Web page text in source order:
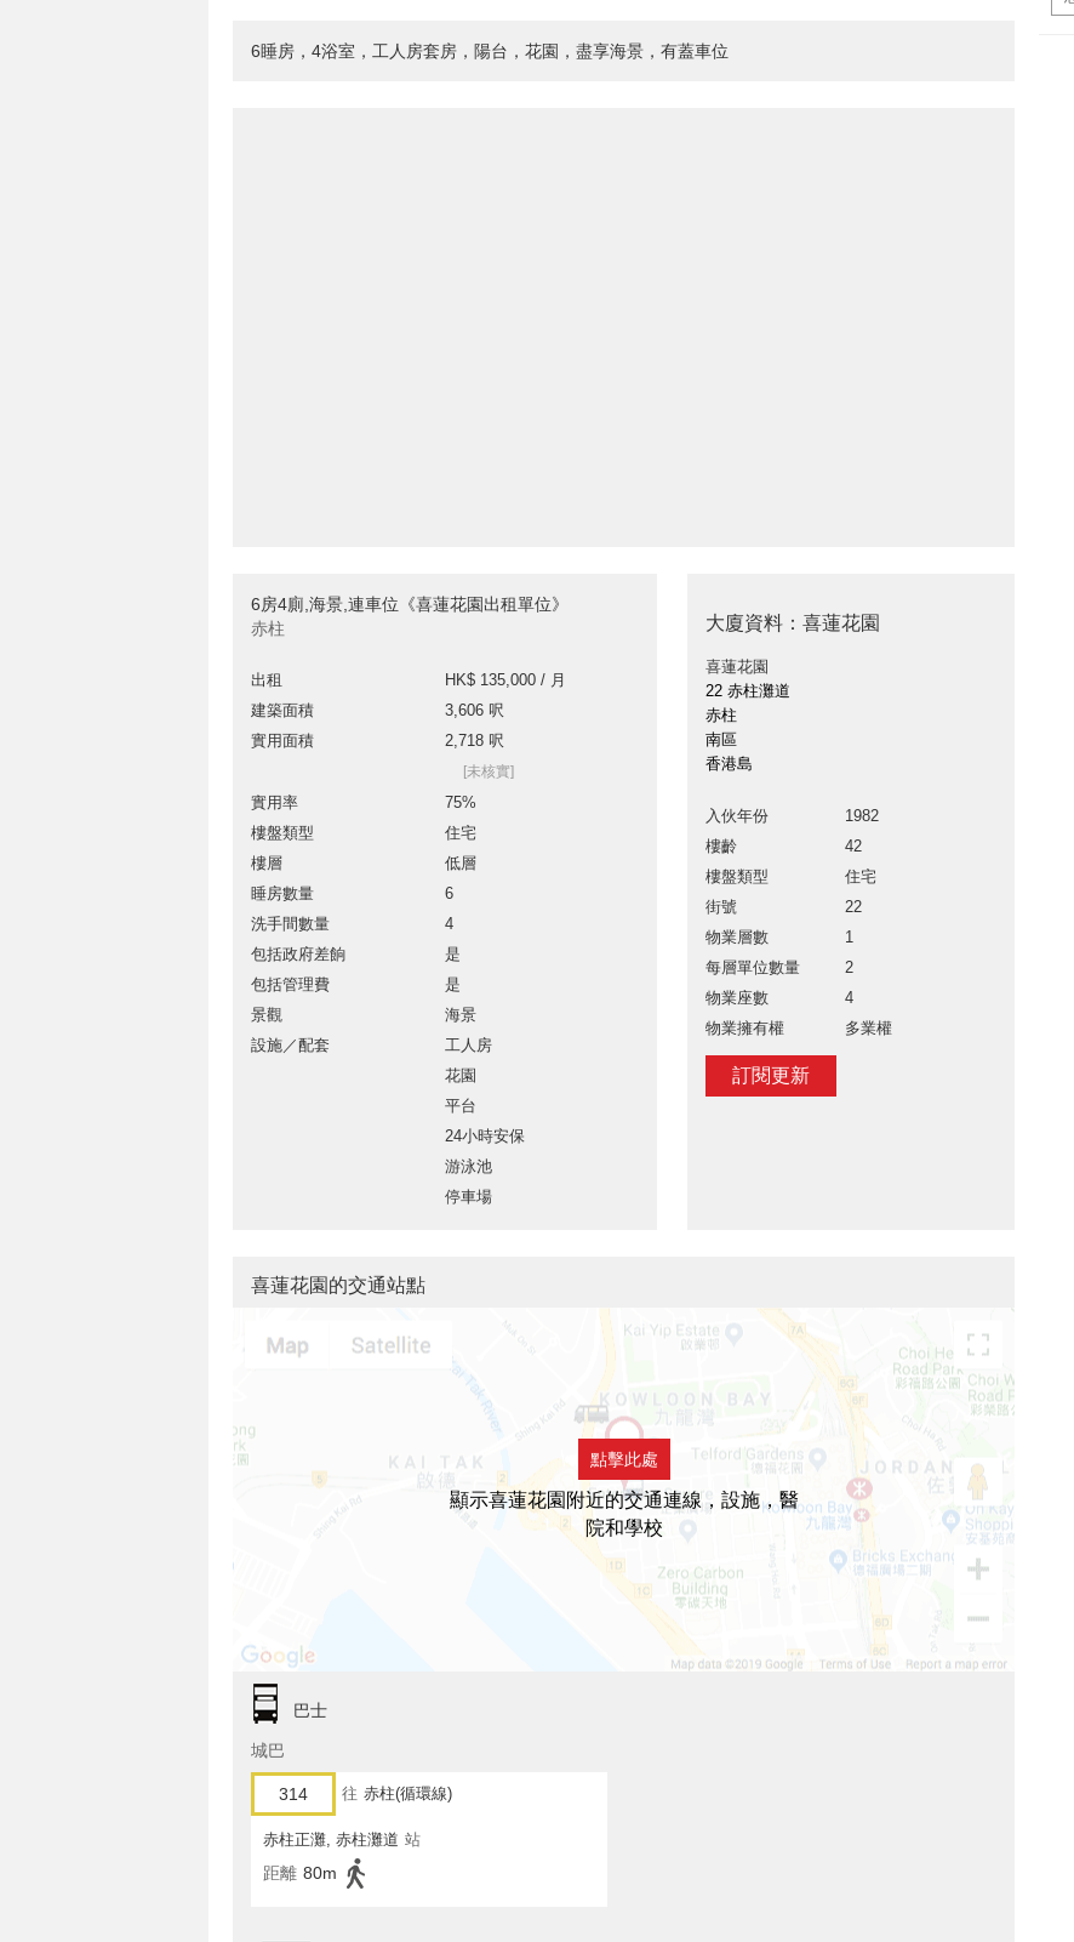
6睡房，4浴室，工人房套房，陽台，花園，盡享海景，有蓋車位
6房4廁,海景,連車位《喜蓮花園出租單位》
赤柱
出租
HK$ 135,000 / 月
建築面積
3,606 呎
實用面積
2,718 呎
[未核實]
實用率
75%
樓盤類型
住宅
樓層
低層
睡房數量
6
洗手間數量
4
包括政府差餉
是
包括管理費
是
景觀
海景
設施／配套
工人房
花園
平台
24小時安保
游泳池
停車場
大廈資料：喜蓮花園
喜蓮花園
22 赤柱灘道
赤柱
南區
香港島
入伙年份
1982
樓齡
42
樓盤類型
住宅
街號
22
物業層數
1
每層單位數量
2
物業座數
4
物業擁有權
多業權
訂閱更新
喜蓮花園的交通站點
點擊此處
顯示喜蓮花園附近的交通連線，設施，醫
院和學校
巴士
城巴
314 往 赤柱(循環線)
赤柱正灘, 赤柱灘道 站
距離 80m